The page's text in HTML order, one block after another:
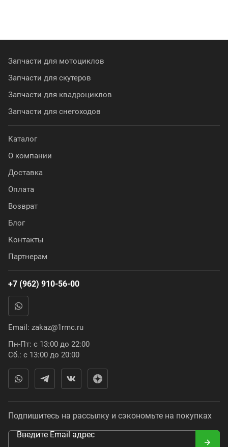
Запчасти для мотоциклов
Запчасти для скутеров
Запчасти для квадроциклов
Запчасти для снегоходов
Каталог
О компании
Доставка
Оплата
Возврат
Блог
Контакты
Партнерам
+7 (962) 910-56-00
Email: zakaz@1rmc.ru
Пн-Пт: с 13:00 до 22:00
Сб.: с 13:00 до 20:00
Подпишитесь на рассылку и сэкономьте на покупках
Введите Email адрес